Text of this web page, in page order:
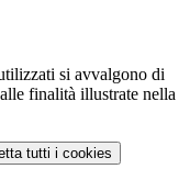
si avvalgono di
finalità illustrate nella
tutti i cookies